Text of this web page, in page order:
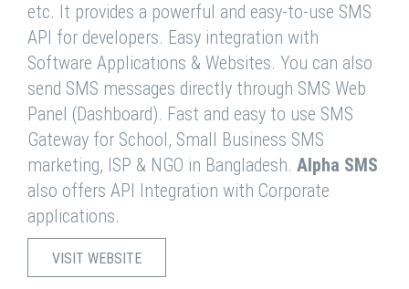
etc. It provides a powerful and easy-to-use SMS
API for developers. Easy integration with
Software Applications & Websites. You can also
send SMS messages directly through SMS Web
Panel (Dashboard). Fast and easy to use SMS
Gateway for School, Small Business SMS
marketing, ISP & NGO in Bangladesh. Alpha SMS
also offers API Integration with Corporate
applications.
VISIT WEBSITE